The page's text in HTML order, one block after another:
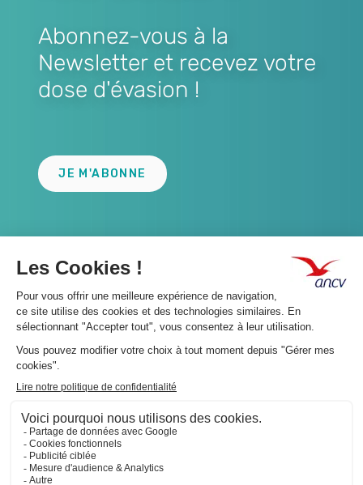
Abonnez-vous à la
Newsletter et recevez votre
dose d'évasion !
JE M'ABONNE
A propos 👇
Suivez-nous 👇
Infos légales 👇